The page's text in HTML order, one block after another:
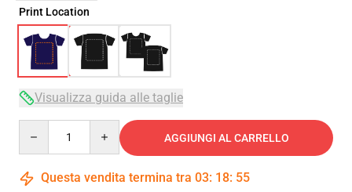
Print Location
Visualizza guida alle taglie
AGGIUNGI AL CARRELLO
Questa vendita termina tra 03: 18: 54